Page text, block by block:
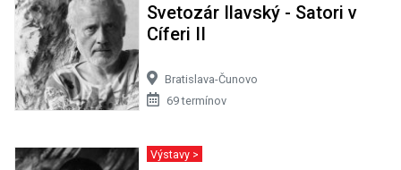
Svetozár Ilavský - Satori v
Cíferi II
Bratislava-Čunovo
69 termínov
Výstavy >